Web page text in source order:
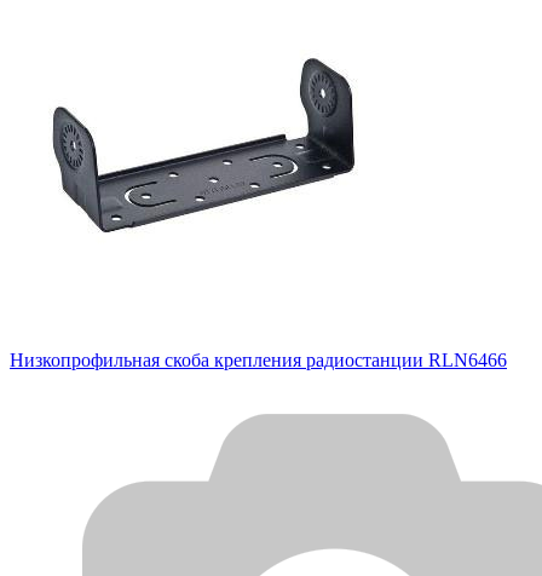
Низкопрофильная скоба крепления радиостанции RLN6466